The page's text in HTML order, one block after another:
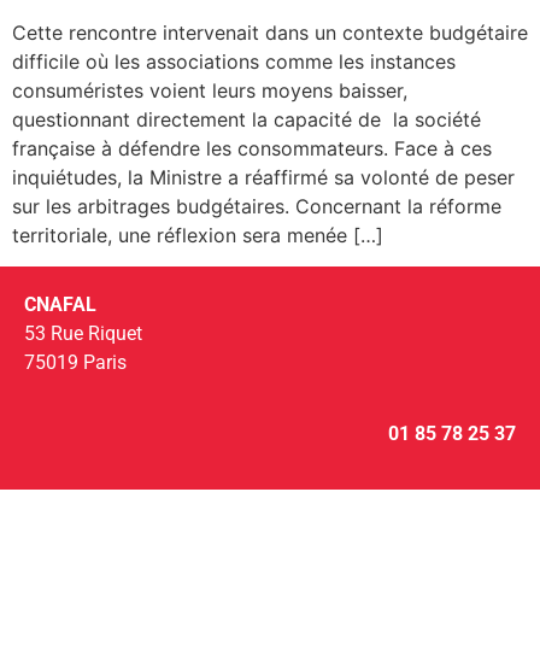
Cette rencontre intervenait dans un contexte budgétaire
difficile où les associations comme les instances
consuméristes voient leurs moyens baisser,
questionnant directement la capacité de la société
française à défendre les consommateurs. Face à ces
inquiétudes, la Ministre a réaffirmé sa volonté de peser
sur les arbitrages budgétaires. Concernant la réforme
territoriale, une réflexion sera menée […]
CNAFAL
53 Rue Riquet
75019 Paris
01 85 78 25 37